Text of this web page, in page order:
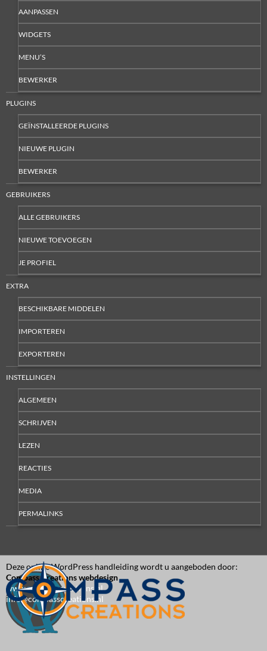
AANPASSEN
WIDGETS
MENU’S
BEWERKER
PLUGINS
GEÏNSTALLEERDE PLUGINS
NIEUWE PLUGIN
BEWERKER
GEBRUIKERS
ALLE GEBRUIKERS
NIEUWE TOEVOEGEN
JE PROFIEL
EXTRA
BESCHIKBARE MIDDELEN
IMPORTEREN
EXPORTEREN
INSTELLINGEN
ALGEMEEN
SCHRIJVEN
LEZEN
REACTIES
MEDIA
PERMALINKS
Deze online WordPress handleiding wordt u aangeboden door:
Compass Creations webdesign
www.compasscreations.nl
info@compasscreations.nl